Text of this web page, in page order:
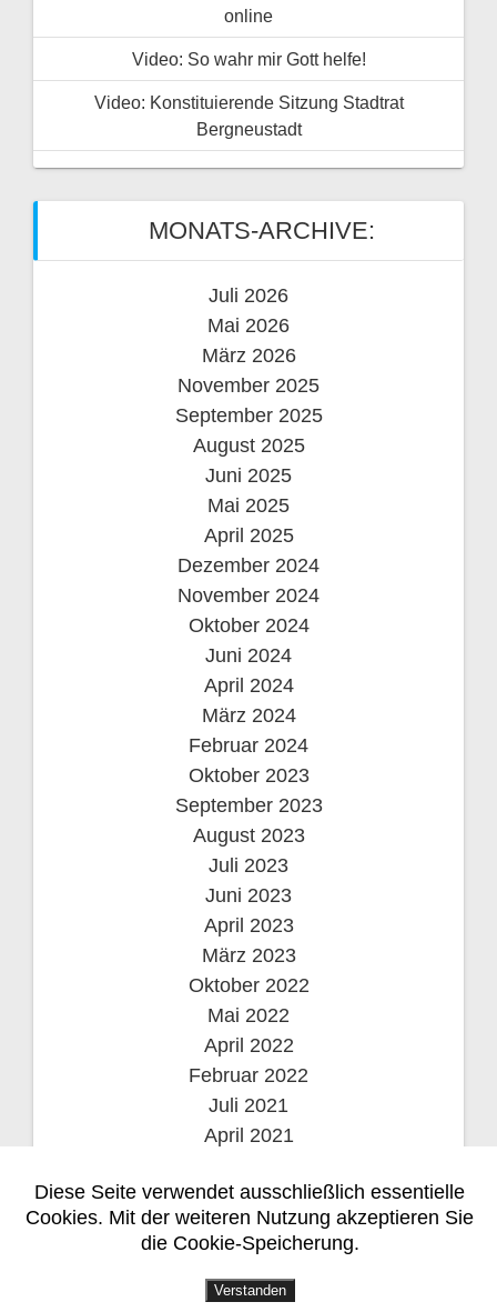
online
Video: So wahr mir Gott helfe!
Video: Konstituierende Sitzung Stadtrat
Bergneustadt
MONATS-ARCHIVE:
Juli 2026
Mai 2026
März 2026
November 2025
September 2025
August 2025
Juni 2025
Mai 2025
April 2025
Dezember 2024
November 2024
Oktober 2024
Juni 2024
April 2024
März 2024
Februar 2024
Oktober 2023
September 2023
August 2023
Juli 2023
Juni 2023
April 2023
März 2023
Oktober 2022
Mai 2022
April 2022
Februar 2022
Juli 2021
April 2021
Oktober 2020
September 2020
Diese Seite verwendet ausschließlich essentielle
Cookies. Mit der weiteren Nutzung akzeptieren Sie
die Cookie-Speicherung.
Verstanden